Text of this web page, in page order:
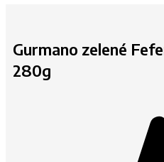
Gurmano zelené
280g